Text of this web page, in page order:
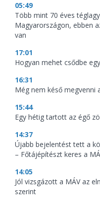
05:49
Több mint 70 éves
Magyarországon, ebben
van
17:01
Hogyan mehet csődbe
16:31
Még nem késő megvenni
15:44
Egy hétig tartott az égő
14:37
Újabb bejelentést tett a
– Főtájépítészt keres a
14:05
Jól vizsgázott a MÁV az
szerint